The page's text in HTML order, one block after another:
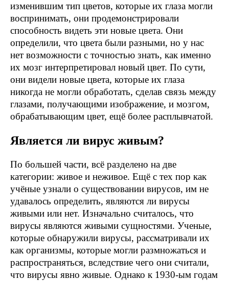
изменившим тип цветов, которые их глаза могли
воспринимать, они продемонстрировали
способность видеть эти новые цвета. Они
определили, что цвета были разными, но у нас
нет возможности с точностью знать, как именно
их мозг интерпретировал новый цвет. По сути,
они видели новые цвета, которые их глаза
никогда не могли обработать, сделав связь между
глазами, получающими изображение, и мозгом,
обрабатывающим цвет, ещё более расплывчатой.
Является ли вирус живым?
По большей части, всё разделено на две
категории: живое и неживое. Ещё с тех пор как
учёные узнали о существовании вирусов, им не
удавалось определить, являются ли вирусы
живыми или нет. Изначально считалось, что
вирусы являются живыми сущностями. Ученые,
которые обнаружили вирусы, рассматривали их
как организмы, которые могли размножаться и
распространяться, вследствие чего они считали,
что вирусы явно живые. Однако к 1930-ым годам